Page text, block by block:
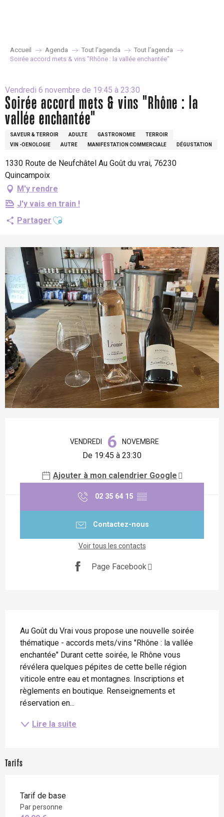
Accueil Agenda Tout l’agenda
Tout l’agenda
Soirée accord mets & vins "Rhône : la vallée enchantée"
Vendredi 6 novembre de 19:45 à 23:30
Soirée accord mets & vins "Rhône : la
vallée enchantée"
SAVEUR & TERROIR ADULTE GASTRONOMIE
TERROIR
VIN -OENOLOGIE
AUTRE MANIFESTATION COMMERCIALE DÉGUSTATION
1330 Route de Neufchâtel Au Goût du vrai, 76230
Quincampoix
M'y rendre
J'y vais en train !
Partager Ajouter aux favoris
VENDREDI 6 NOVEMBRE
De 19:45 à 23:30
Ajouter à mon calendrier Google
02 35 64 15 ▒▒
Contactez-nous
Voir tous les contacts
Page Facebook
Au Goût du Vrai vous propose une nouvelle soirée
thématique - accords mets/vins "Rhône : la vallée
enchantée" Durant cette soirée, le Rhône vous
révélera quelques pépites de cette belle région
viticole entre eau et montagnes. Inscriptions et
règlements en boutique. Renseignements et
réservation en...
Lire la suite
Tarifs
Tarif de base
Par personne